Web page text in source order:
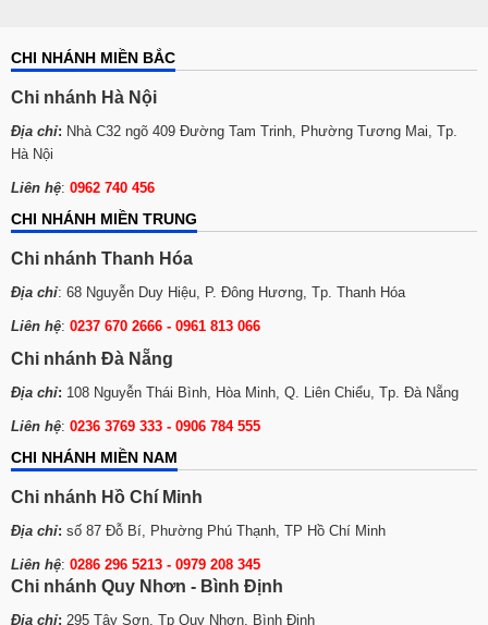
CHI NHÁNH MIỀN BẮC
Chi nhánh Hà Nội
Địa chỉ: Nhà C32 ngõ 409 Đường Tam Trinh, Phường Tương Mai, Tp.
Hà Nội
Liên hệ: 0962 740 456
CHI NHÁNH MIỀN TRUNG
Chi nhánh Thanh Hóa
Địa chỉ: 68 Nguyễn Duy Hiệu, P. Đông Hương, Tp. Thanh Hóa
Liên hệ: 0237 670 2666 - 0961 813 066
Chi nhánh Đà Nẵng
Địa chỉ: 108 Nguyễn Thái Bình, Hòa Minh, Q. Liên Chiểu, Tp. Đà Nẵng
Liên hệ: 0236 3769 333 - 0906 784 555
CHI NHÁNH MIỀN NAM
Chi nhánh Hồ Chí Minh
Địa chỉ: số 87 Đỗ Bí, Phường Phú Thạnh, TP Hồ Chí Minh
Liên hệ: 0286 296 5213 - 0979 208 345
Chi nhánh Quy Nhơn - Bình Định
Địa chỉ: 295 Tây Sơn, Tp Quy Nhơn, Bình Định